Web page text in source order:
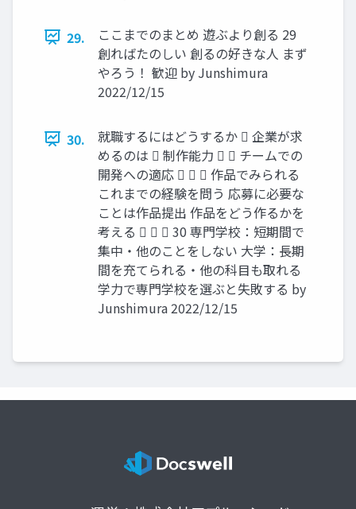
29.
ここまでのまとめ 遊ぶより創る 29
創ればたのしい 創るの好きな人 まず
やろう！ 歓迎 by Junshimura
2022/12/15
30.
就職するにはどうするか  企業が求
めるのは  制作能力   チームでの
開発への適応    作品でみられる
これまでの経験を問う 応募に必要な
ことは作品提出 作品をどう作るかを
考える    30 専門学校：短期間で
集中・他のことをしない 大学：長期
間を充てられる・他の科目も取れる
学力で専門学校を選ぶと失敗する by
Junshimura 2022/12/15